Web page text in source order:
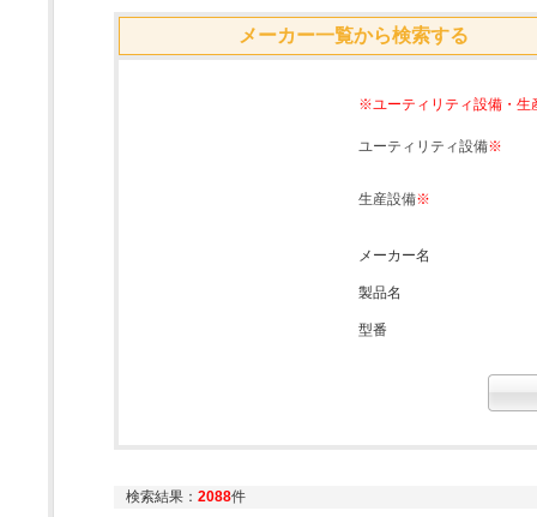
メーカー一覧から検索する
※ユーティリティ設備・生
ユーティリティ設備※
生産設備※
メーカー名
製品名
型番
検索結果： 2088件